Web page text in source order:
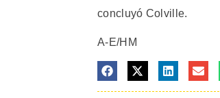
concluyó Colville.
A-E/HM